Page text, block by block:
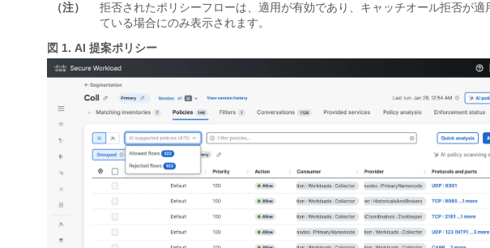
（注）
拒否されたポリシーフローは、適用が有効であり、キャッチオール拒否が適
ている場合にのみ表示されます。
図 1. AI 提案ポリシー